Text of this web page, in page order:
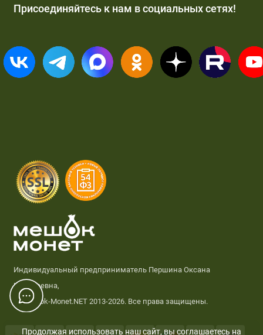
Присоединяйтесь к нам в социальных сетях!
Индивидуальный предприниматель Першина Оксана
Николаевна,
© Meshok-Monet.NET 2013-2026. Все права защищены.
Продолжая использовать наш сайт, вы соглашаетесь на